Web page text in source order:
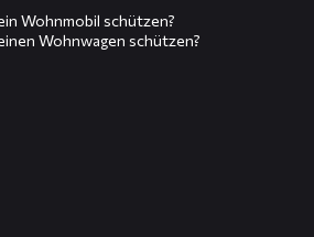
Wohnmobil schützen?
Wohnwagen schützen?